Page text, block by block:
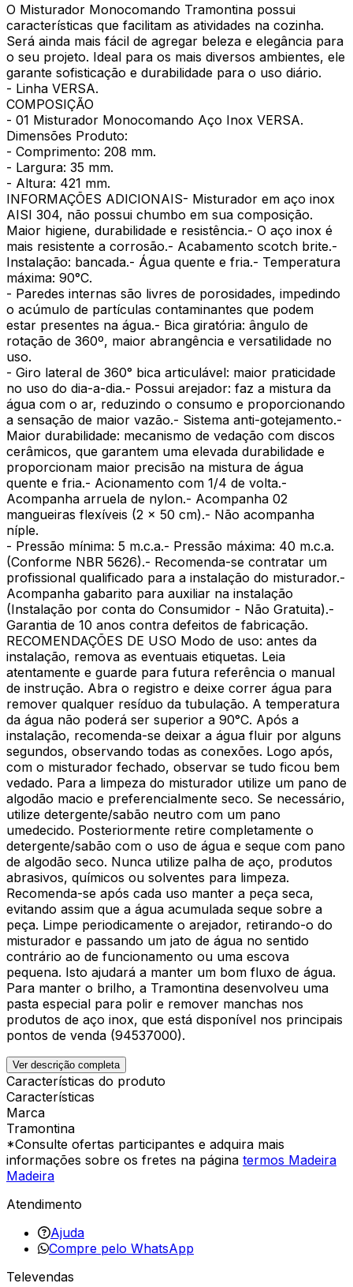
O Misturador Monocomando Tramontina possui
características que facilitam as atividades na cozinha.
Será ainda mais fácil de agregar beleza e elegância para
o seu projeto. Ideal para os mais diversos ambientes, ele
garante sofisticação e durabilidade para o uso diário.
- Linha VERSA.
COMPOSIÇÃO
- 01 Misturador Monocomando Aço Inox VERSA.
Dimensões Produto:
- Comprimento: 208 mm.
- Largura: 35 mm.
- Altura: 421 mm.
INFORMAÇÕES ADICIONAIS- Misturador em aço inox
AISI 304, não possui chumbo em sua composição.
Maior higiene, durabilidade e resistência.- O aço inox é
mais resistente a corrosão.- Acabamento scotch brite.-
Instalação: bancada.- Água quente e fria.- Temperatura
máxima: 90°C.
- Paredes internas são livres de porosidades, impedindo
o acúmulo de partículas contaminantes que podem
estar presentes na água.- Bica giratória: ângulo de
rotação de 360º, maior abrangência e versatilidade no
uso.
- Giro lateral de 360° bica articulável: maior praticidade
no uso do dia-a-dia.- Possui arejador: faz a mistura da
água com o ar, reduzindo o consumo e proporcionando
a sensação de maior vazão.- Sistema anti-gotejamento.-
Maior durabilidade: mecanismo de vedação com discos
cerâmicos, que garantem uma elevada durabilidade e
proporcionam maior precisão na mistura de água
quente e fria.- Acionamento com 1/4 de volta.-
Acompanha arruela de nylon.- Acompanha 02
mangueiras flexíveis (2 x 50 cm).- Não acompanha
níple.
- Pressão mínima: 5 m.c.a.- Pressão máxima: 40 m.c.a.
(Conforme NBR 5626).- Recomenda-se contratar um
profissional qualificado para a instalação do misturador.-
Acompanha gabarito para auxiliar na instalação
(Instalação por conta do Consumidor - Não Gratuita).-
Garantia de 10 anos contra defeitos de fabricação.
RECOMENDAÇÕES DE USO Modo de uso: antes da
instalação, remova as eventuais etiquetas. Leia
atentamente e guarde para futura referência o manual
de instrução. Abra o registro e deixe correr água para
remover qualquer resíduo da tubulação. A temperatura
da água não poderá ser superior a 90°C. Após a
instalação, recomenda-se deixar a água fluir por alguns
segundos, observando todas as conexões. Logo após,
com o misturador fechado, observar se tudo ficou bem
vedado. Para a limpeza do misturador utilize um pano de
algodão macio e preferencialmente seco. Se necessário,
utilize detergente/sabão neutro com um pano
umedecido. Posteriormente retire completamente o
detergente/sabão com o uso de água e seque com pano
de algodão seco. Nunca utilize palha de aço, produtos
abrasivos, químicos ou solventes para limpeza.
Recomenda-se após cada uso manter a peça seca,
evitando assim que a água acumulada seque sobre a
peça. Limpe periodicamente o arejador, retirando-o do
misturador e passando um jato de água no sentido
contrário ao de funcionamento ou uma escova
pequena. Isto ajudará a manter um bom fluxo de água.
Para manter o brilho, a Tramontina desenvolveu uma
pasta especial para polir e remover manchas nos
produtos de aço inox, que está disponível nos principais
pontos de venda (94537000).
Ver descrição completa
Características do produto
Características
Marca
Tramontina
*Consulte ofertas participantes e adquira mais
informações sobre os fretes na página termos Madeira
Madeira
Atendimento
Ajuda
Compre pelo WhatsApp
Televendas